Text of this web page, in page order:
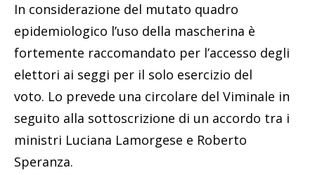
In considerazione del mutato quadro
epidemiologico l’uso della mascherina è
fortemente raccomandato per l’accesso degli
elettori ai seggi per il solo esercizio del
voto. Lo prevede una circolare del Viminale in
seguito alla sottoscrizione di un accordo tra i
ministri Luciana Lamorgese e Roberto
Speranza.